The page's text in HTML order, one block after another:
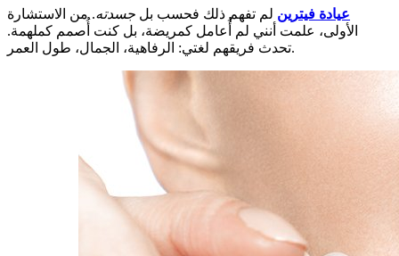
عيادة فيترين لم تفهم ذلك فحسب بل جسدته. من الاستشارة
الأولى، علمت أنني لم أُعامل كمريضة، بل كنت أُصمم كملهمة.
تحدث فريقهم لغتي: الرفاهية، الجمال، طول العمر.